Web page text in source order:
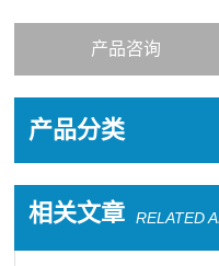
产品咨询
产品分类
相关文章 RELATED